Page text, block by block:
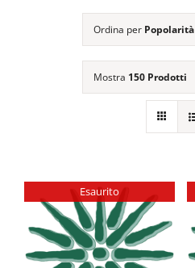
ATTIVITÀ EDITORIALE
Ordina per Popolarità
Mostra 150 Prodotti
Esaurito